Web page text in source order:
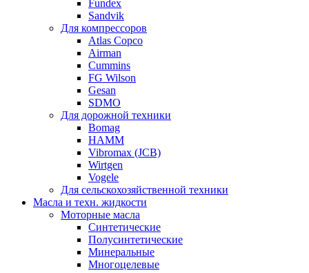
Fundex
Sandvik
Для компрессоров
Atlas Copco
Airman
Cummins
FG Wilson
Gesan
SDMO
Для дорожной техники
Bomag
HAMM
Vibromax (JCB)
Wirtgen
Vogele
Для сельскохозяйственной техники
Масла и техн. жидкости
Моторные масла
Синтетические
Полусинтетические
Минеральные
Многоцелевые